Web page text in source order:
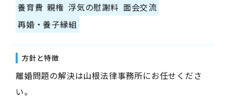
養育費 親権 浮気の慰謝料 面会交流
再婚・養子縁組
方針と特徴
離婚問題の解決は山根法律事務所にお任せくださ
い。